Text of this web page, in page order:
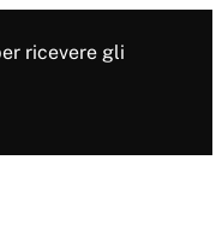
ricevere gli